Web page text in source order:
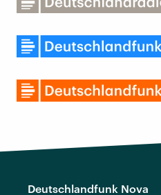
Deutschlandfunk Nova